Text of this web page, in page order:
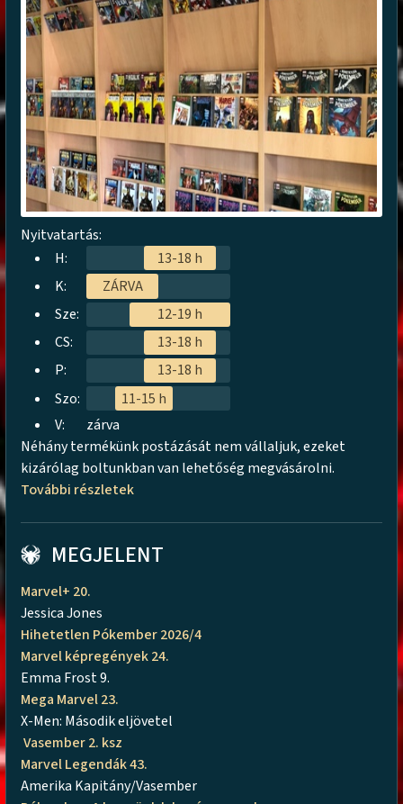
Nyitvatartás:
H:
13-18 h
K:
ZÁRVA
Sze:
12-19 h
CS:
13-18 h
P:
13-18 h
Szo:
11-15 h
V:
zárva
Néhány termékünk postázását nem vállaljuk, ezeket
kizárólag boltunkban van lehetőség megvásárolni.
További részletek
MEGJELENT
Marvel+ 20.
Jessica Jones
Hihetetlen Pókember 2026/4
Marvel képregények 24.
Emma Frost 9.
Mega Marvel 23.
X-Men: Második eljövetel
Vasember 2. ksz
Marvel Legendák 43.
Amerika Kapitány/Vasember